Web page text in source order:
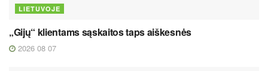
LIETUVOJE
„Gijų“ klientams sąskaitos taps aiškesnės
2026 08 07